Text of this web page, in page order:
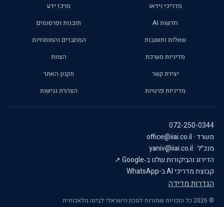
מדריכי וידאו
מרכז ידע
חדשות AI
תובנות ופרסומים
שאלות ותשובות
המחברים והמומחיות
מדיניות מערכת
הצוות
יצירת קשר
תקנון האתר
מדיניות פרטיות
הצהרת נגישות
072-250-0344
משרד · office@iiai.co.il
מנכ״ל · yaniv@iiai.co.il
הדירוג והביקורות שלנו ב‑Google
↗
קבוצת מדריכי AI ב-WhatsApp
הגדרות מדידה
© 2026 כל הזכויות שמורות למכון הישראלי לבינה מלאכותית